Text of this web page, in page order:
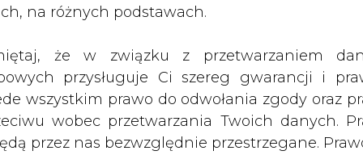
na różnych podstawach.
że w związku z przetwarzaniem
przysługuje Ci szereg gwarancji i
wszystkim prawo do odwołania zgody oraz
wobec przetwarzania Twoich danych.
przez nas bezwzględnie przestrzegane.